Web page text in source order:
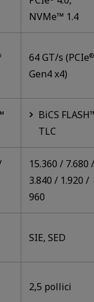
NVMe™ 1.4
64 GT/s (PCIe®
Gen4 x4)
BiCS
TLC
15.360 / 7.680
3.840 / 1.920 /
960
SIE, SED
2,5 pollici